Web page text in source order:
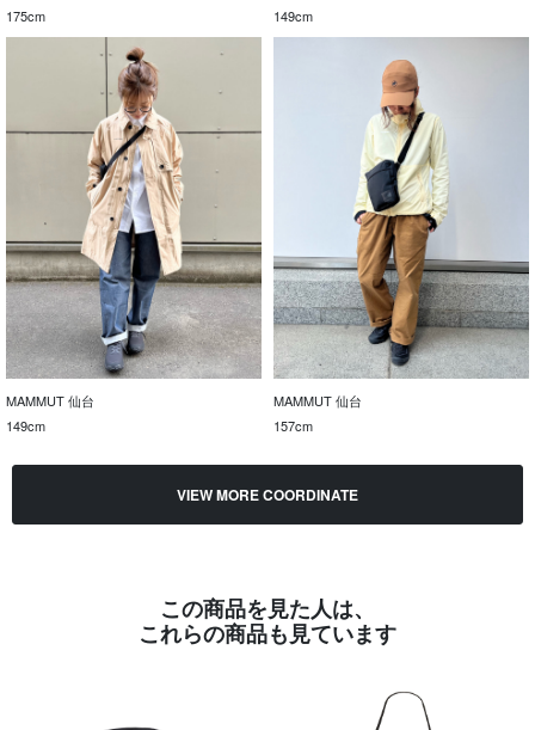
175cm
149cm
MAMMUT 仙台
149cm
MAMMUT 仙台
157cm
VIEW MORE COORDINATE
この商品を見た人は、
これらの商品も見ています